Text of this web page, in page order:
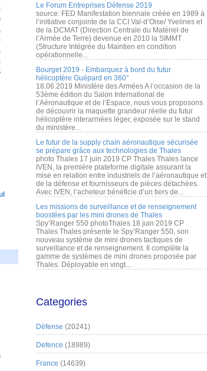
Le Forum Entreprises Défense 2019
source: FED Manifestation biennale créée en 1989 à
l’initiative conjointe de la CCI Val-d’Oise/ Yvelines et
de la DCMAT (Direction Centrale du Matériel de
l’Armée de Terre) devenue en 2010 la SIMMT
(Structure Intégrée du Maintien en condition
opérationnelle...
Bourget 2019 - Embarquez à bord du futur
hélicoptère Guépard en 360°
18.06.2019 Ministère des Armées A l’occasion de la
53ème édition du Salon International de
l’Aéronautique et de l’Espace, nous vous proposons
de découvrir la maquette grandeur réelle du futur
hélicoptère interarmées léger, exposée sur le stand
du ministère...
Le futur de la supply chain aéronautique sécurisée
se prépare grâce aux technologies de Thales
photo Thales 17 juin 2019 CP Thales Thales lance
IVEN, la première plateforme digitale assurant la
mise en relation entre industriels de l’aéronautique et
de la défense et fournisseurs de pièces détachées.
Avec IVEN, l’acheteur bénéficie d’un tiers de...
Les missions de surveillance et de renseignement
boostées par les mini drones de Thales
Spy’Ranger 550 photoThales 18 juin 2019 CP
Thales Thales présente le Spy’Ranger 550, son
nouveau système de mini drones tactiques de
surveillance et de renseignement. Il complète la
gamme de systèmes de mini drones proposée par
Thales. Déployable en vingt...
Categories
Défense (20241)
Defence (18989)
France (14639)